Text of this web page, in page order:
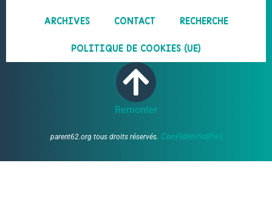
ARCHIVES CONTACT RECHERCHE
POLITIQUE DE COOKIES (UE)
Remonter
parent62.org tous droits réservés. Confidentialités